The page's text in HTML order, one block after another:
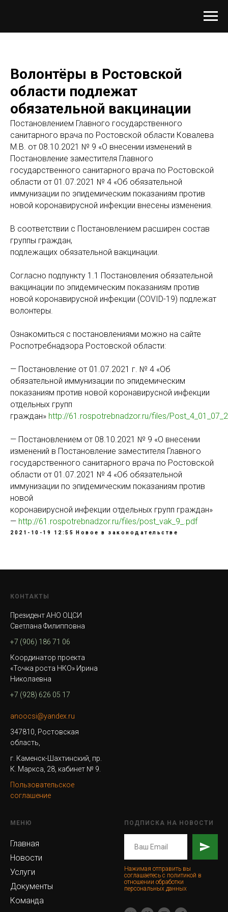
Волонтёры в Ростовской
области подлежат
обязательной вакцинации
Постановлением Главного государственного
санитарного врача по Ростовской области Ковалева
М.В. от 08.10.2021 № 9 «О внесении изменений в
Постановление заместителя Главного
государственного санитарного врача по Ростовской
области от 01.07.2021 № 4 «Об обязательной
иммунизации по эпидемическим показаниям против
новой коронавирусной инфекции внесены изменения.
В соответствии с Постановлением расширен состав
группы граждан,
подлежащих обязательной вакцинации.
Согласно подпункту 1.1 Постановления обязательной
вакцинации по эпидемическим показаниям против
новой коронавирусной инфекции (COVID-19) подлежат
волонтеры.
Ознакомиться с постановлениями можно на сайте
Роспотребнадзора Ростовской области:
— Постановление от 01.07.2021 г. № 4 «Об
обязательной иммунизации по эпидемическим
показаниям против новой коронавирусной инфекции
отдельных групп
граждан» http://61.rospotrebnadzor.ru/files/
— Постановлением от 08.10.2021 № 9 «О внесении
изменений в Постановление заместителя Главного
государственного санитарного врача по Ростовской
области от 01.07.2021 № 4 «Об обязательной
иммунизации по эпидемическим показаниям против
новой
коронавирусной инфекции отдельных групп граждан»
— http://61.rospotrebnadzor.ru/files/post_vak_9_.pdf
2021-10-19 12:55 Новое в законодательстве
КОНТАКТЫ
Президент АНО ОЦСИ
Светлана Филипповна
+7 (906) 186 71 06
Координатор проекта
«Точка роста НКО» Ирина
Николаевна
+7 (928) 626 05 17
anoocsi@yandex.ru
347810, Ростовская
область,
г. Каменск-Шахтинский, пр.
К. Маркса, 28, кабинет № 9.
Пользовательское
соглашение
МЕНЮ
Главная
Новости
Услуги
Документы
Команда
ПОДПИСКА НА НОВОСТИ
Нажимая отправить вы
соглашаетесь с политикой в
отношении обработки
персональных данных